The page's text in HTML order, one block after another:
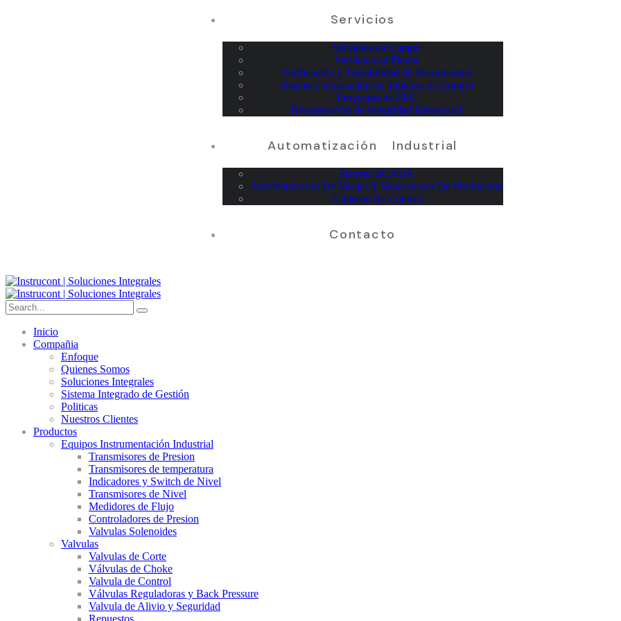
Servicios
Servicios en Campo
Servicios en Planta
Verificación y Trazabilidad de Instrumentos
Diseño y fabricación de Tableros de Control
Proyectos de EPC
Recuperación de Integridad Estructural
Automatización Industrial
Sistema SCADA
Automatización De Vasijas Y Separadores De Producción
Tableros De Control
Contacto
Inicio
Compañia
Enfoque
Quienes Somos
Soluciones Integrales
Sistema Integrado de Gestión
Politicas
Nuestros Clientes
Productos
Equipos Instrumentación Industrial
Transmisores de Presion
Transmisores de temperatura
Indicadores y Switch de Nivel
Transmisores de Nivel
Medidores de Flujo
Controladores de Presion
Valvulas Solenoides
Valvulas
Valvulas de Corte
Válvulas de Choke
Valvula de Control
Válvulas Reguladoras y Back Pressure
Valvula de Alivio y Seguridad